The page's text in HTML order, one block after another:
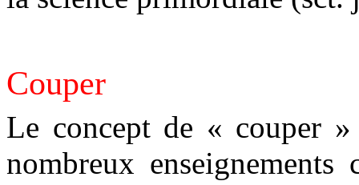
Couper
Le concept de « couper
nombreux